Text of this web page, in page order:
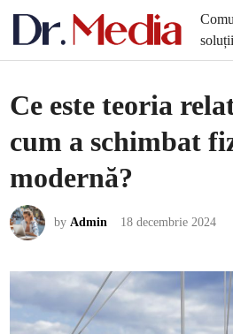
Ce este teoria
cum a schimbat
modernă?
byAdmin 18 decembrie 2024